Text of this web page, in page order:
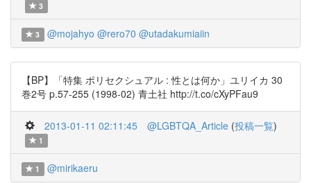
3
3 @mojahyo @rero70 @utadakumiaiin
【BP】「特集 ポリセクシュアル : 性とは何か」ユリイカ 30
巻2号 p.57-255 (1998-02) 青土社 http://t.co/cXyPFau9
2013-01-11 02:11:45 @LGBTQA_Article (投稿一覧)
1
1 @mirikaeru